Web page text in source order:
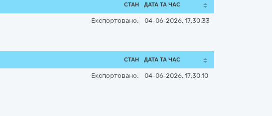
СТАН ДАТА ТА ЧАС
Експортовано: 04-06-2026, 17:30:33
СТАН ДАТА ТА ЧАС
Експортовано: 04-06-2026, 17:30:10